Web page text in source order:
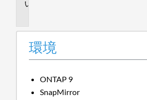
環境
ONTAP 9
SnapMirror